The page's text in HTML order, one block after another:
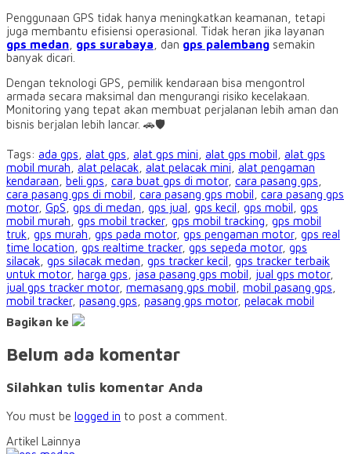
Penggunaan GPS tidak hanya meningkatkan keamanan, tetapi
juga membantu efisiensi operasional. Tidak heran jika layanan
gps medan gps surabaya , dan gps palembang semakin
banyak dicari.
Dengan teknologi GPS, pemilik kendaraan bisa mengontrol
armada secara maksimal dan mengurangi risiko kecelakaan.
Monitoring yang tepat akan membuat perjalanan lebih aman dan
bisnis berjalan lebih lancar. 🚗🛡️
Tags: ada gps alat gps alat gps mini alat gps mobil
alat gps
mobil murah
alat pelacak alat pelacak mini
alat pengaman
kendaraan beli gps cara buat gps di motor, cara pasang gps
cara pasang gps di mobil cara pasang gps mobil cara pasang gps
motor, GpS gps di medan gps jual gps kecil gps mobil gps
mobil murah gps mobil tracker, gps mobil tracking gps mobil
truk gps murah gps pada motor, gps pengaman motor, gps real
time location gps realtime tracker, gps sepeda motor, gps
silacak gps silacak medan gps tracker kecil gps tracker terbaik
untuk motor, harga gps jasa pasang gps mobil jual gps motor,
jual gps tracker motor, memasang gps mobil mobil pasang gps
mobil tracker, pasang gps pasang gps motor, pelacak mobil
Bagikan ke
Belum ada komentar
Silahkan tulis komentar Anda
You must be logged in to post a comment.
Artikel Lainnya